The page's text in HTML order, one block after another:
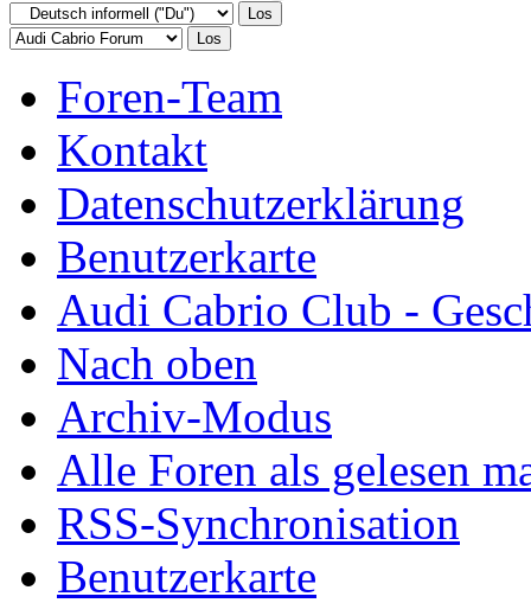
Foren-Team
Kontakt
Datenschutzerklärung
Benutzerkarte
Audi Cabrio Club -
Nach oben
Archiv-Modus
Alle Foren als gelesen
RSS-Synchronisation
Benutzerkarte